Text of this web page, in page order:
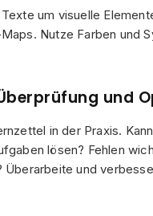
um visuelle
Nutze Farben und
und
in der Praxis.
lösen? Fehlen
Überarbeite und